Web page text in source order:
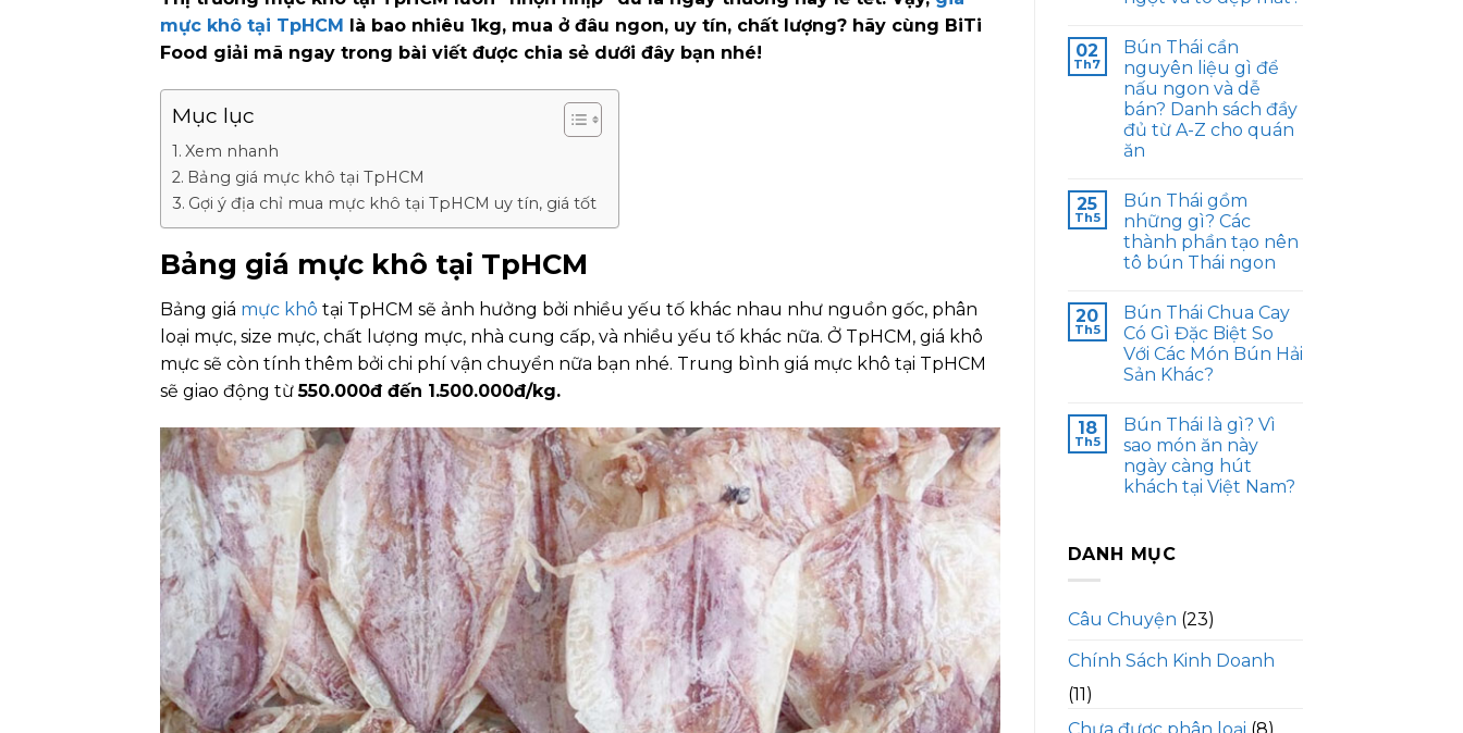
mực khô tại TpHCM
là bao nhiêu 1kg, mua ở đâu ngon, uy tín, chất lượng? hãy cùng BiTi
Food giải mã ngay trong bài viết được chia sẻ dưới đây bạn nhé!
Mục lục
Xem nhanh
Bảng giá mực khô tại TpHCM
Gợi ý địa chỉ mua mực khô tại TpHCM uy tín, giá tốt
Bảng giá mực khô tại TpHCM
Bảng giá mực khô tại TpHCM sẽ ảnh hưởng bởi nhiều yếu tố khác nhau như nguồn gốc, phân
loại mực, size mực, chất lượng mực, nhà cung cấp, và nhiều yếu tố khác nữa. Ở TpHCM, giá khô
mực sẽ còn tính thêm bởi chi phí vận chuyển nữa bạn nhé. Trung bình giá mực khô tại TpHCM
sẽ giao động từ550.000đ đến 1.500.000đ/kg.
02
Th7
Bún Thái cần
nguyên liệu gì để
nấu ngon và dễ
bán? Danh sách đầy
đủ từ A-Z cho quán
ăn
25
Th5
Bún Thái gồm
những gì? Các
thành phần tạo nên
tô bún Thái ngon
20
Th5
Bún Thái Chua Cay
Có Gì Đặc Biệt So
Với Các Món Bún Hải
Sản Khác?
18
Th5
Bún Thái là gì? Vì
sao món ăn này
ngày càng hút
khách tại Việt Nam?
DANH MỤC
Câu Chuyện (23)
Chính Sách Kinh Doanh
(11)